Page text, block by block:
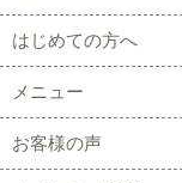
はじめての方へ
メニュー
お客様の声